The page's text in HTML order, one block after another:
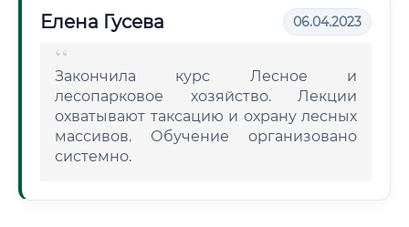
Елена Гусева 06.04.2023
Закончила курс Лесное и
лесопарковое хозяйство. Лекции
охватывают таксацию и охрану лесных
массивов. Обучение организовано
системно.